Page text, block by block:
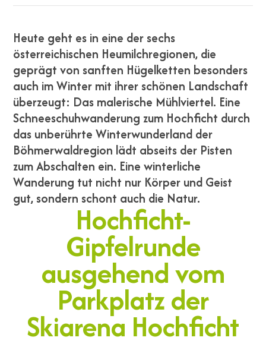
Heute geht es in eine der sechs
österreichischen Heumilchregionen, die
geprägt von sanften Hügelketten besonders
auch im Winter mit ihrer schönen Landschaft
überzeugt: Das malerische Mühlviertel. Eine
Schneeschuhwanderung zum Hochficht durch
das unberührte Winterwunderland der
Böhmerwaldregion lädt abseits der Pisten
zum Abschalten ein. Eine winterliche
Wanderung tut nicht nur Körper und Geist
gut, sondern schont auch die Natur.
Hochficht-
Gipfelrunde
ausgehend vom
Parkplatz der
Skiarena Hochficht